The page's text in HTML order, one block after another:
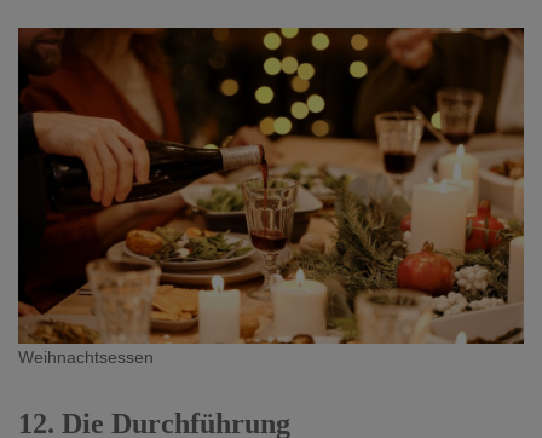
Weihnachtsessen
12. Die Durchführung